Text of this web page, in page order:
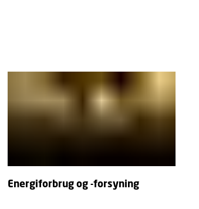
Energiforbrug og -forsyning